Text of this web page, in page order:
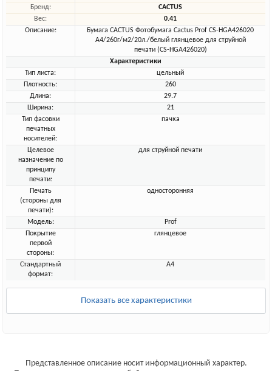
Бренд:
CACTUS
Вес:
0.41
Описание:
Бумага CACTUS Фотобумага Cactus Prof CS-HGA426020
A4/260г/м2/20л./белый глянцевое для струйной
печати (CS-HGA426020)
Характеристики
Тип листа:
цельный
Плотность:
260
Длина:
29.7
Ширина:
21
Тип фасовки
печатных
носителей:
пачка
Целевое
назначение по
принципу
печати:
для струйной печати
Печать
(стороны для
печати):
односторонняя
Модель:
Prof
Покрытие
первой
стороны:
глянцевое
Стандартный
формат:
A4
Показать все характеристики
Представленное описание носит информационный характер.